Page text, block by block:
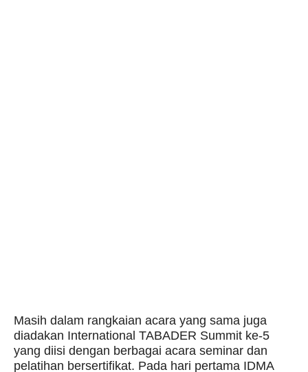
Masih dalam rangkaian acara yang sama juga
diadakan International TABADER Summit ke-5
yang diisi dengan berbagai acara seminar dan
pelatihan bersertifikat. Pada hari pertama IDMA